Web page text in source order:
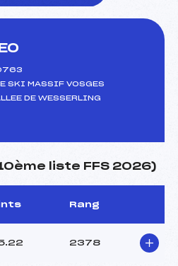
SKI MASSIF VOSGES
DE WESSERLING
liste FFS 2026)
Rang
2378